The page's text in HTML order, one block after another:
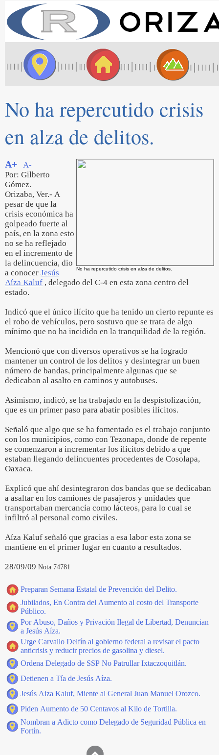
No ha repercutido crisis
en alza de delitos.
No ha repercutido crisis en alza de delitos.
A+
A-
Por: Gilberto
Gómez.
Orizaba, Ver.- A
pesar de que la
crisis económica ha
golpeado fuerte al
país, en la zona esto
no se ha reflejado
en el incremento de
la delincuencia, dio
a conocer Jesús
Aíza Kaluf , delegado del C-4 en esta zona centro del
estado.
Indicó que el único ilícito que ha tenido un cierto repunte es
el robo de vehículos, pero sostuvo que se trata de algo
mínimo que no ha incidido en la tranquilidad de la región.
Mencionó que con diversos operativos se ha logrado
mantener un control de los delitos y desintegrar un buen
número de bandas, principalmente algunas que se
dedicaban al asalto en caminos y autobuses.
Asimismo, indicó, se ha trabajado en la despistolización,
que es un primer paso para abatir posibles ilícitos.
Señaló que algo que se ha fomentado es el trabajo conjunto
con los municipios, como con Tezonapa, donde de repente
se comenzaron a incrementar los ilícitos debido a que
estaban llegando delincuentes procedentes de Cosolapa,
Oaxaca.
Explicó que ahí desintegraron dos bandas que se dedicaban
a asaltar en los camiones de pasajeros y unidades que
transportaban mercancía como lácteos, para lo cual se
infiltró al personal como civiles.
Aíza Kaluf señaló que gracias a esa labor esta zona se
mantiene en el primer lugar en cuanto a resultados.
28/09/09 Nota 74781
Preparan Semana Estatal de Prevención del Delito.
Jubilados, En Contra del Aumento al costo del Transporte
Público.
Por Abuso, Daños y Privación Ilegal de Libertad, Denuncian
a Jesús Aíza.
Urge Carvallo Delfín al gobierno federal a revisar el pacto
anticrisis y reducir precios de gasolina y diesel.
Ordena Delegado de SSP No Patrullar Ixtaczoquitlán.
Detienen a Tía de Jesús Aíza.
Jesús Aiza Kaluf, Miente al General Juan Manuel Orozco.
Piden Aumento de 50 Centavos al Kilo de Tortilla.
Nombran a Adicto como Delegado de Seguridad Pública en
Fortín.